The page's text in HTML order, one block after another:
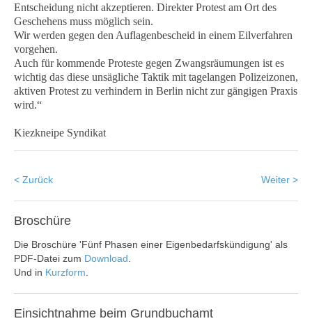
Entscheidung nicht akzeptieren. Direkter Protest am Ort des
Geschehens muss möglich sein.
Wir werden gegen den Auflagenbescheid in einem Eilverfahren
vorgehen.
Auch für kommende Proteste gegen Zwangsräumungen ist es
wichtig das diese unsägliche Taktik mit tagelangen Polizeizonen,
aktiven Protest zu verhindern in Berlin nicht zur gängigen Praxis
wird.“
Kiezkneipe Syndikat
< Zurück Weiter >
Broschüre
Die Broschüre 'Fünf Phasen einer Eigenbedarfskündigung' als
PDF-Datei zum Download
Und in Kurzform
Einsichtnahme beim Grundbuchamt